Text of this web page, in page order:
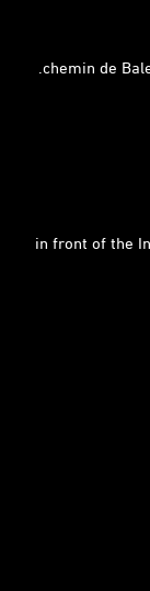
in front of the